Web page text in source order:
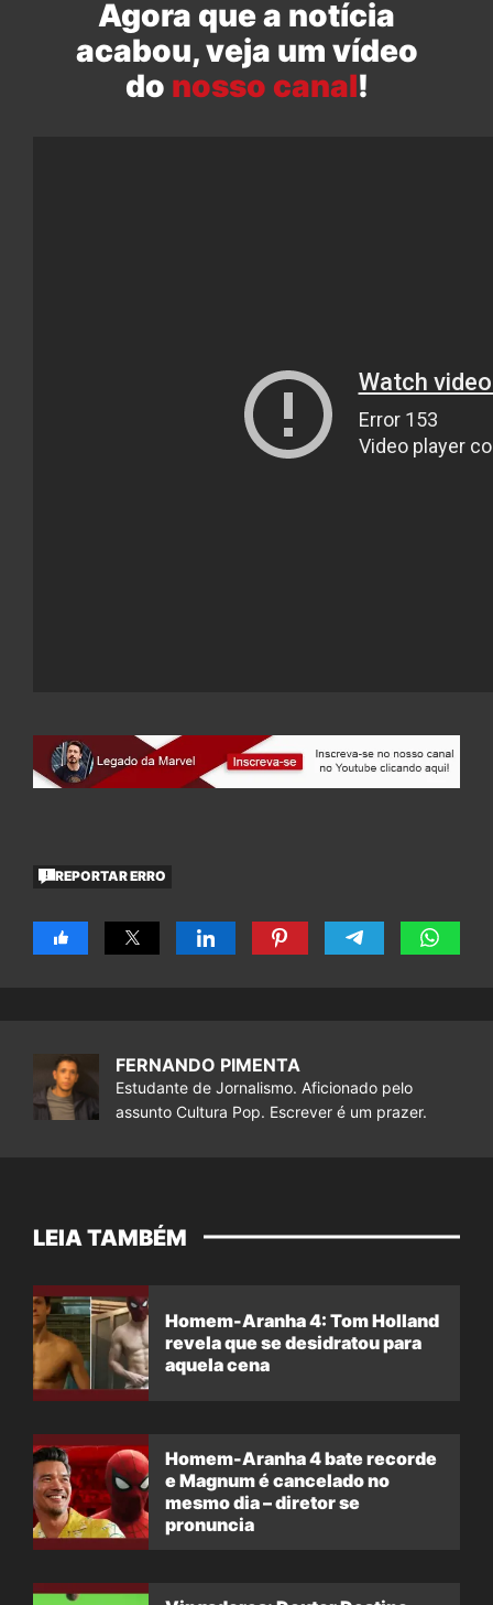
Agora que a notícia
acabou, veja um vídeo
do nosso canal!
REPORTAR ERRO
FERNANDO PIMENTA
Estudante de Jornalismo. Aficionado pelo
assunto Cultura Pop. Escrever é um prazer.
LEIA TAMBÉM
Homem-Aranha 4: Tom Holland
revela que se desidratou para
aquela cena
Homem-Aranha 4 bate recorde
e Magnum é cancelado no
mesmo dia – diretor se
pronuncia